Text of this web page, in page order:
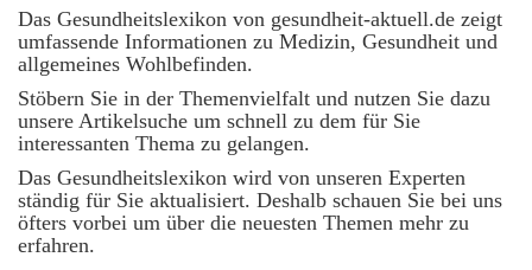
Das Gesundheitslexikon von gesundheit-aktuell.de zeigt
umfassende Informationen zu Medizin, Gesundheit und
allgemeines Wohlbefinden.
Stöbern Sie in der Themenvielfalt und nutzen Sie dazu
unsere Artikelsuche um schnell zu dem für Sie
interessanten Thema zu gelangen.
Das Gesundheitslexikon wird von unseren Experten
ständig für Sie aktualisiert. Deshalb schauen Sie bei uns
öfters vorbei um über die neuesten Themen mehr zu
erfahren.